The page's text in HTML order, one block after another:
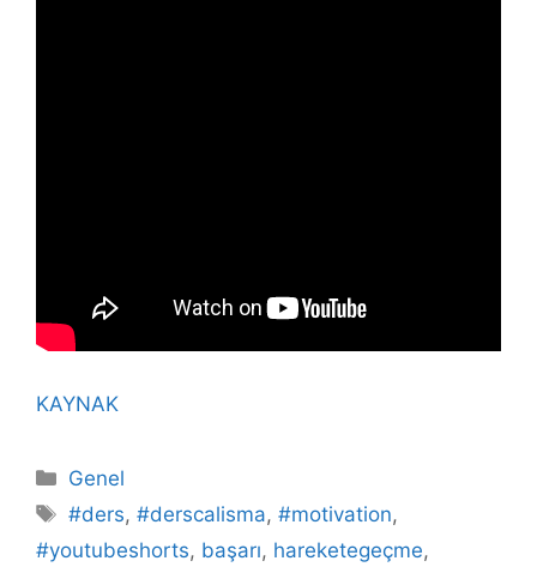
KAYNAK
Kategoriler
Genel
Etiketler
#ders,#derscalisma,#motivation,
#youtubeshorts, başarı, hareketegeçme,